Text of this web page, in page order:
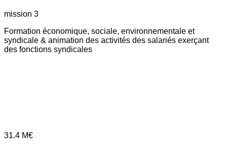
mission 3
Formation économique, sociale, environnementale et
syndicale & animation des activités des salariés exerçant
des fonctions syndicales
31.4 M€